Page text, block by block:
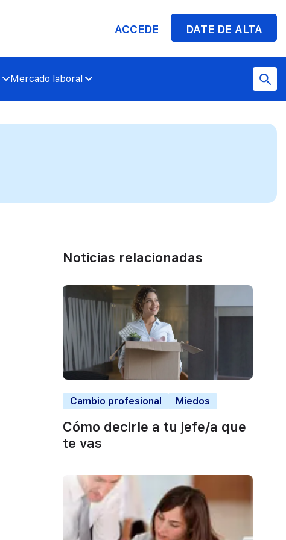
ACCEDE DATE DE ALTA
Mercado laboral
Noticias relacionadas
Cambio profesional Miedos
Cómo decirle a tu jefe/a que
te vas